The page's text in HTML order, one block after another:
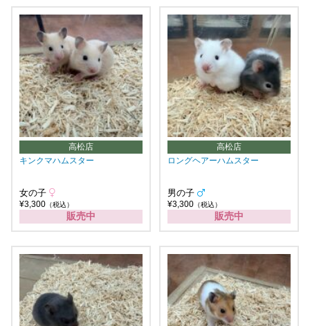
高松店
キンクマハムスター
女の子
¥3,300 （税込）
販売中
高松店
ロングヘアーハムスター
男の子
¥3,300 （税込）
販売中